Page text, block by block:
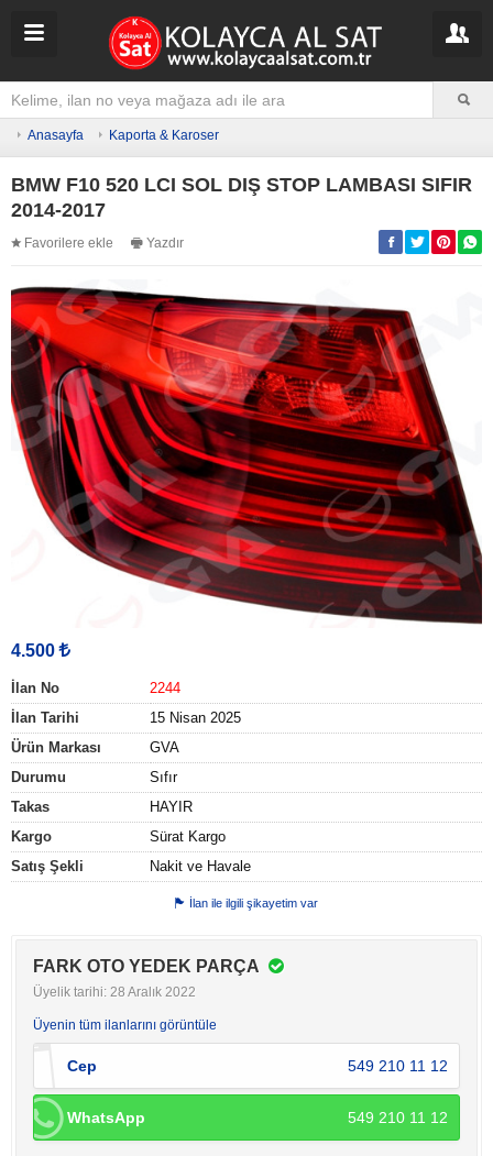
Anasayfa Kaporta & Karoser
BMW F10 520 LCI SOL DIŞ STOP LAMBASI SIFIR
2014-2017
Favorilere ekle Yazdır
4.500
İlan No
2244
İlan Tarihi
15 Nisan 2025
Ürün Markası
GVA
Durumu
Sıfır
Takas
HAYIR
Kargo
Sürat Kargo
Satış Şekli
Nakit ve Havale
İlan ile ilgili şikayetim var
FARK OTO YEDEK PARÇA
Üyelik tarihi: 28 Aralık 2022
Üyenin tüm ilanlarını görüntüle
Cep 549 210 11 12
WhatsApp 549 210 11 12